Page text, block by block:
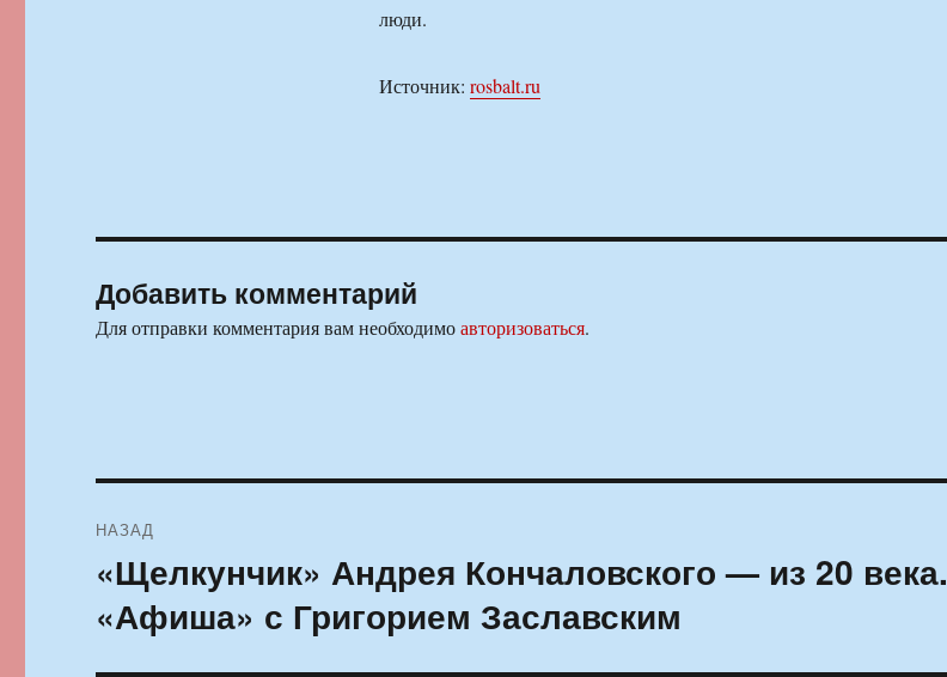
люди.
Источник: rosbalt.ru
Добавить комментарий
Для отправки комментария вам необходимоавторизоваться.
по
записям
НАЗАД
Предыдущая
запись:
«Щелкунчик» Андрея Кончаловского — из 20 века.
«Афиша» с Григорием Заславским